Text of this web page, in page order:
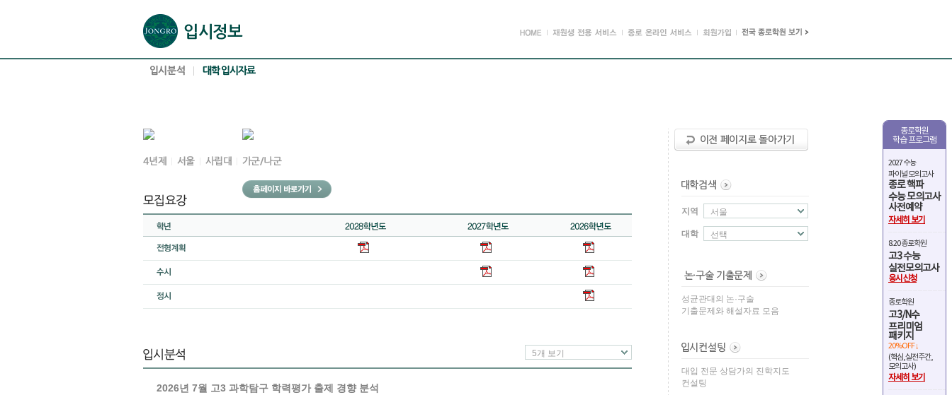
종로학원
학습 프로그램
2027 수능
파이널 모의고사
종로 핵파
수능 모의고사
사전예약
자세히 보기
8.20 종로학원
고3 수능
실전모의고사
응시신청
종로학원
고3/N수
프리미엄
패키지
20%OFF ↓
(핵심,실전주간,
모의고사)
자세히 보기
5개 보기
2026년 7월 고3 과학탐구 학력평가 출제 경향 분석
지역 서울
대학 선택
성균관대의 논·구술
기출문제와 해설자료 모음
대입 전문 상담가의 진학지도
컨설팅